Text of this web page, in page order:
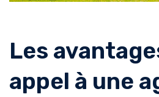
Les
appel à une